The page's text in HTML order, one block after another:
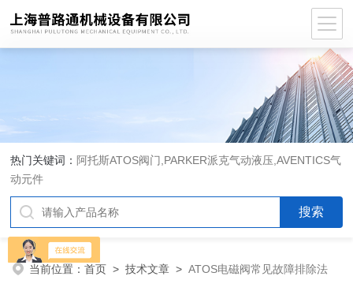
热门关键词： 阿托斯ATOS阀门,PARKER派克气动液压,AVENTICS气
动元件
当前位置：首页 >技术文章 >ATOS电磁阀常见故障排除法